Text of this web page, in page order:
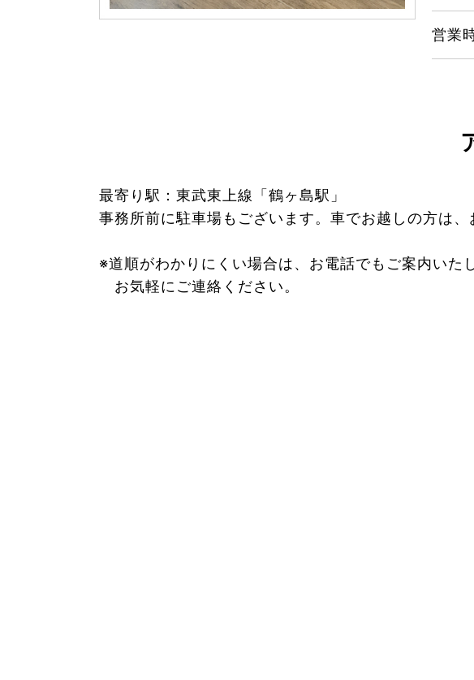
営業
最寄り駅：東武東上線「鶴ヶ島駅」
事務所前に駐車場もございます。車でお越しの方は、
※道順がわかりにくい場合は、お電話でもご案内いた
お気軽にご連絡ください。